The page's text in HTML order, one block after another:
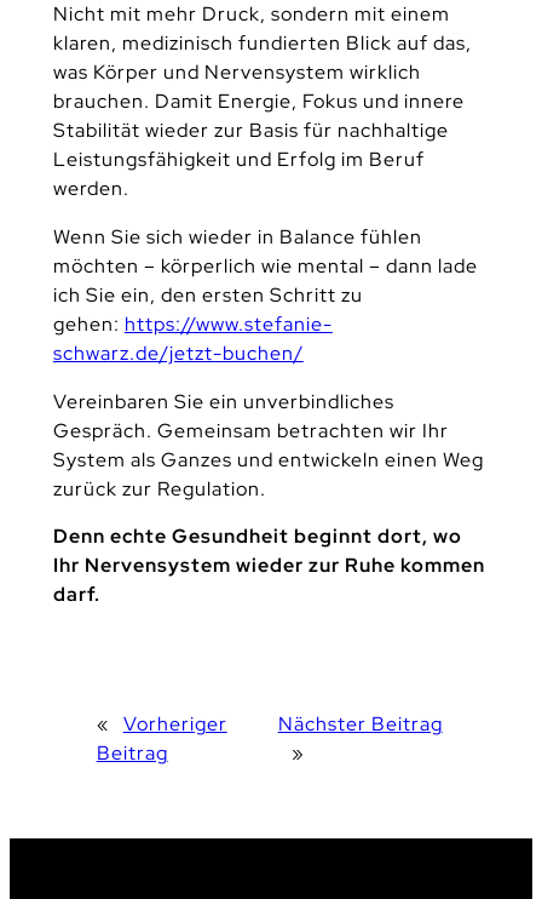
Nicht mit mehr Druck, sondern mit einem
klaren, medizinisch fundierten Blick auf das,
was Körper und Nervensystem wirklich
brauchen. Damit Energie, Fokus und innere
Stabilität wieder zur Basis für nachhaltige
Leistungsfähigkeit und Erfolg im Beruf
werden.
Wenn Sie sich wieder in Balance fühlen
möchten – körperlich wie mental – dann lade
ich Sie ein, den ersten Schritt zu
gehen: https://www.stefanie-
schwarz.de/jetzt-buchen/
Vereinbaren Sie ein unverbindliches
Gespräch. Gemeinsam betrachten wir Ihr
System als Ganzes und entwickeln einen Weg
zurück zur Regulation.
Denn echte Gesundheit beginnt dort, wo
Ihr Nervensystem wieder zur Ruhe kommen
darf.
«
Vorheriger
Beitrag
Nächster Beitrag
»